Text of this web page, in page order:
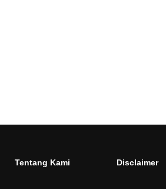
Tentang Kami Disclaimer